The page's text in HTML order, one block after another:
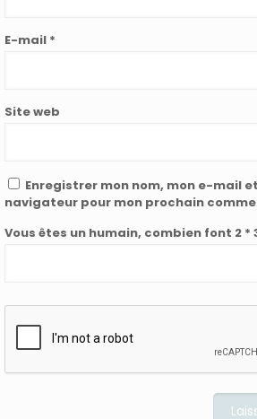
E-mail *
Site web
Enregistrer mon nom, mon e-mail
navigateur pour mon prochain
Vous êtes un humain, combien font 2 *